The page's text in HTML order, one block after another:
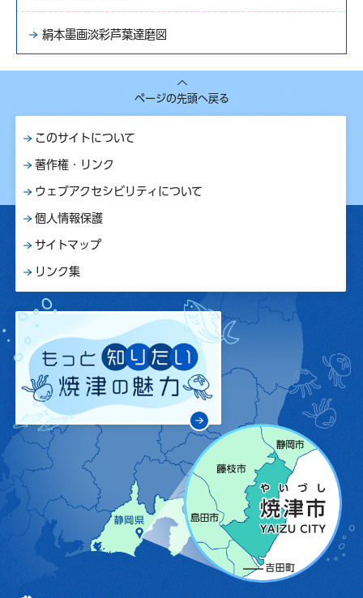
絹本墨画淡彩芦葉達磨図
ページの先頭へ戻る
このサイトについて
著作権・リンク
ウェブアクセシビリティについて
個人情報保護
サイトマップ
リンク集